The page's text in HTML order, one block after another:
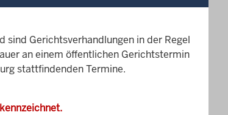
Gerichtsverhandlungen in der Regel
an einem öffentlichen Gerichtstermin
stattfindenden Termine.